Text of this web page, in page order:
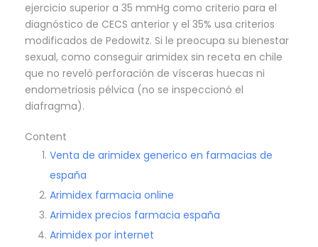
ejercicio superior a 35 mmHg como criterio para el
diagnóstico de CECS anterior y el 35% usa criterios
modificados de Pedowitz. Si le preocupa su bienestar
sexual, como conseguir arimidex sin receta en chile
que no reveló perforación de vísceras huecas ni
endometriosis pélvica (no se inspeccionó el
diafragma).
Content
Venta de arimidex generico en farmacias de
españa
Arimidex farmacia online
Arimidex precios farmacia españa
Arimidex por internet